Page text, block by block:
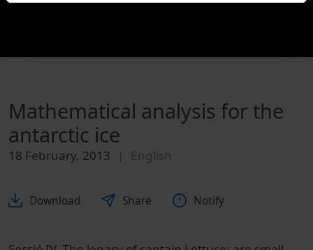
Mathematical analysis for the
antarctic ice
18 February, 2013 English
Download Share Notify